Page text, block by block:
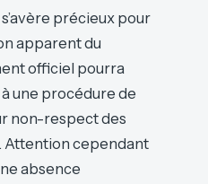
précieux pour
apparent du
officiel pourra
une procédure de
non-respect des
Attention cependant
absence